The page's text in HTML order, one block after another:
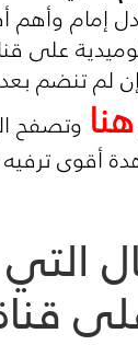
إمام وأهم
على
لم تنضم بعد
هنا وتصفح
أقوى
التي